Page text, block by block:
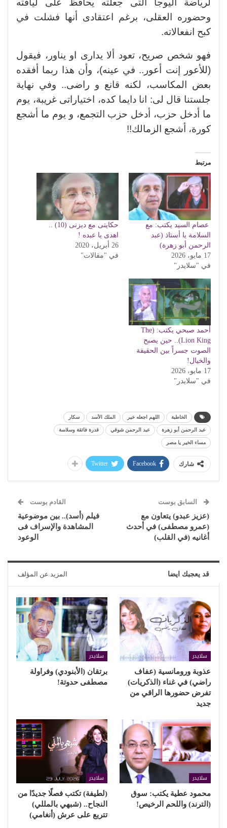
لرياضة اليوجا التى جعلته يحافظ على لياقته
وحضوره العقلى، برغم اعتقادى أنها فشلت في
كبح انفعالاته.
فهو شخص صريح، تعود ألا يدارى او يناور، فيقول
(للأعور إنت أعور.. في عينه)، وأن هذا ربما أفقده
بعض المكاسب، لكنه قانع و راضى.. وفي نهاية
جلستنا قال لى: انا دايما كده، اختياراتى غريبة، يوم
ما أدخل حزب، أدخل حزب التجمع، و يوم ما أشجع
كورة، أشجع الزمالك!!
مرتبط
عصام السيد يكتب: مع
السلامة يا أستاذ (عبد
الرحمن أبو زهرة)
17 مايو، 2026
في "سلايدر"
حكايتى مع ديزنى (10) ..
اهدى يا عبده !
26 أبريل، 2020
في "مقالات"
أحمد صبحي يكتب: (The
Lion King).. حين يصبح
الصوت جسراً بين الحقيقة
والخيال!
17 مايو، 2026
في "سلايدر"
الخاطبة اللهم اجعله خير الملك الأسد سكار
عبد الرحمن أبو زهرة عبد الرحمن شوقي قدرة فائقة وسلاسة
مساء الخير يا مصر
شارك Facebook
Twitter
السابق بوست
(عزيز عبدو) يتعاون مع
(عمرو مصطفى) في أحدث
أغانيه (في القلب)
القادم بوست
فيلم (أسد).. بين موضوعية
المشاهدة والإسراف فى
الوعود
قد يعجبك ايضا المزيد عن المؤلف
سلايدر
عذوبة ورومانسية (عفاف
راضي) في غناء (الذكريات)
تفرض حضورها الراقي من
جديد
سلايدر
برتقان (الأبنودي) وفراولة
مصطفى حدوتة!
سلايدر
محمود عطية يكتب: سوق
(الترند) واللحم الرخيص!
سلايدر
(لطيفة) تكتب فصلًا جديدًا من
النجاح.. (شبهي بالمللي)
تتربع على عرش (أنغامي)